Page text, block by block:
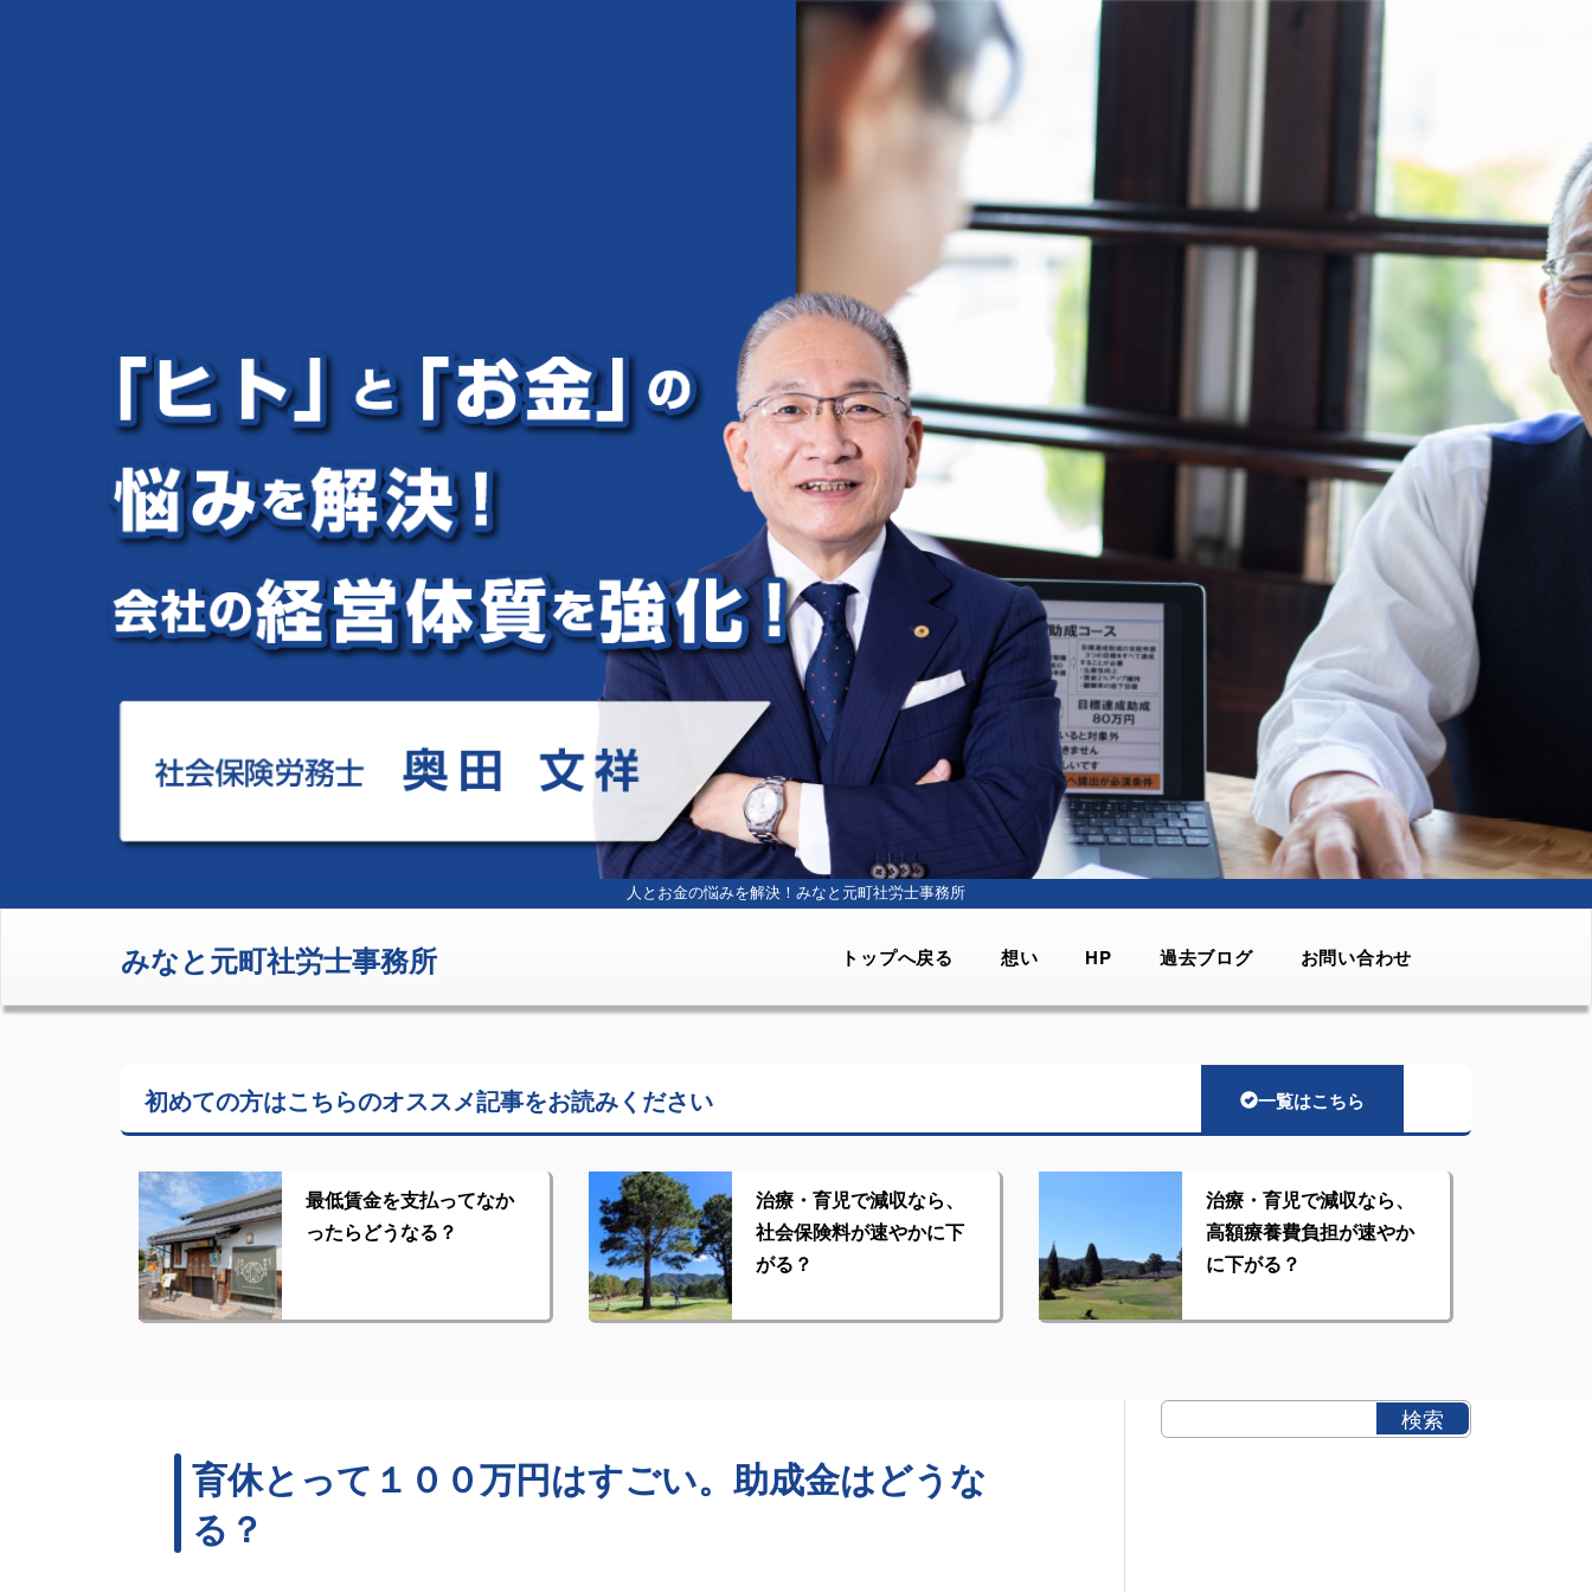
人とお金の悩みを解決！ みなと元町社労士事務所
みなと元町社労士事務所 トップへ戻る 想い HP 過去ブログ お問い合わせ
初めての方はこちらのオススメ記事をお読みください 一覧はこちら
最低賃金を支払ってなか
ったらどうなる？
治療・育児で減収なら、
社会保険料が速やかに下
がる？
治療・育児で減収なら、
高額療養費負担が速やか
に下がる？
育休とって１００万円はすごい。助成金はどうな
る？